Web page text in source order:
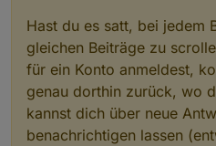
Hast du es satt, bei jedem
gleichen Beiträge zu
für ein Konto anmeldest,
genau dorthin zurück, wo
kannst dich über neue
benachrichtigen lassen